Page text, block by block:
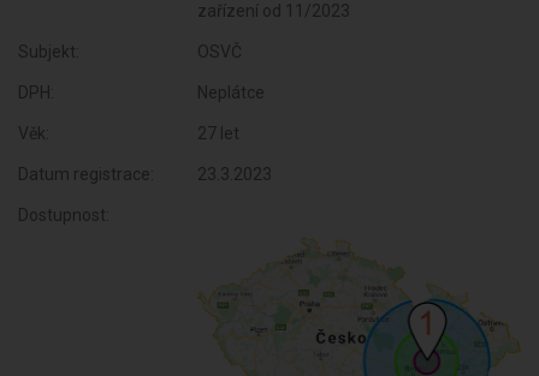
zařízení od 11/2023
Subjekt: OSVČ
DPH: Neplátce
Věk: 27 let
Datum registrace: 23.3.2023
Dostupnost: